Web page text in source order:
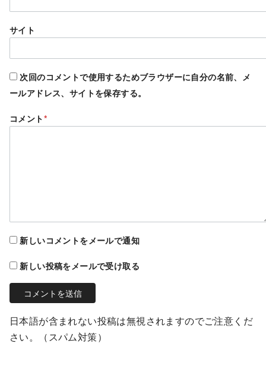
サイト
次回のコメントで使用するためブラウザーに自分の名前、メ
ールアドレス、サイトを保存する。
コメント*
新しいコメントをメールで通知
新しい投稿をメールで受け取る
日本語が含まれない投稿は無視されますのでご注意くだ
さい。（スパム対策）